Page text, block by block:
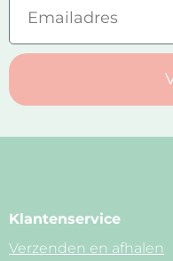
Klantenservice
Verzenden en afhalen